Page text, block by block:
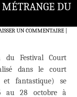
MÉTRANGE DU
UN COMMENTAIRE|
du Festival Court
dans le court
et fantastique) se
au 28 octobre à